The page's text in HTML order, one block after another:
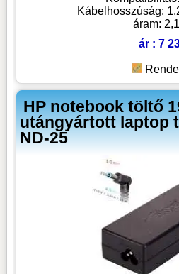
Kábelhosszúság:
áram:
ár : 7
HP notebook töltő
utángyártott laptop
ND-25